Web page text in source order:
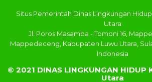
Situs Pemerintah Dinas Lingkungan
Utara
Jl. Poros Masamba - Tomoni 16,
Mappedeceng, Kabupaten Luwu Utara,
Indonesia
© 2021 DINAS LINGKUNGAN
Utara